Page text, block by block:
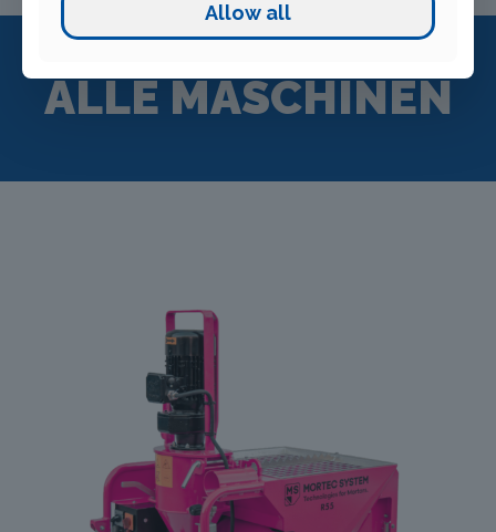
ALLE MASCHINEN
Allow all